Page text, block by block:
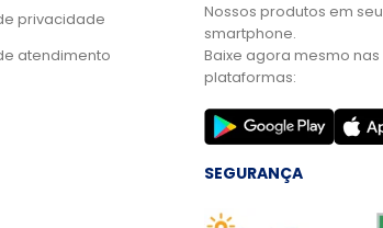
privacidade
atendimento
Nossos produtos em seu
smartphone.
Baixe agora mesmo nas
plataformas:
SEGURANÇA